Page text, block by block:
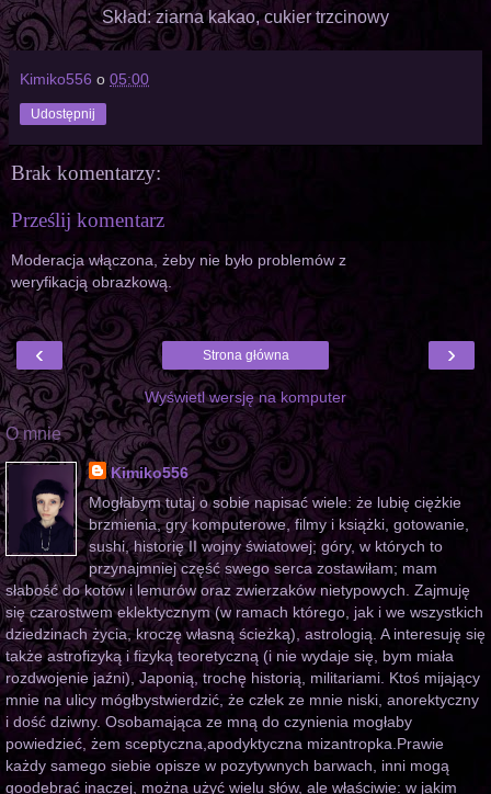
Skład: ziarna kakao, cukier trzcinowy
Kimiko556 o 05:00
Udostępnij
Brak komentarzy:
Prześlij komentarz
Moderacja włączona, żeby nie było problemów z
weryfikacją obrazkową.
‹ ›
Strona główna
Wyświetl wersję na komputer
O mnie
Kimiko556
Mogłabym tutaj o sobie napisać wiele: że lubię ciężkie
brzmienia, gry komputerowe, filmy i książki, gotowanie,
sushi, historię II wojny światowej; góry, w których to
przynajmniej część swego serca zostawiłam; mam
słabość do kotów i lemurów oraz zwierzaków nietypowych. Zajmuję
się czarostwem eklektycznym (w ramach którego, jak i we wszystkich
dziedzinach życia, kroczę własną ścieżką), astrologią. A interesuję się
także astrofizyką i fizyką teoretyczną (i nie wydaje się, bym miała
rozdwojenie jaźni), Japonią, trochę historią, militariami. Ktoś mijający
mnie na ulicy mógłbystwierdzić, że człek ze mnie niski, anorektyczny
i dość dziwny. Osobamająca ze mną do czynienia mogłaby
powiedzieć, żem sceptyczna,apodyktyczna mizantropka.Prawie
każdy samego siebie opisze w pozytywnych barwach, inni mogą
goodebrać inaczej, można użyć wielu słów, ale właściwie: w jakim